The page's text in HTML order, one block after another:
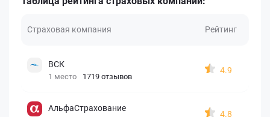
Страховая компания Рейтинг
ВСК
1 место 1719 отзывов
4.9
АльфаСтрахование
4.8